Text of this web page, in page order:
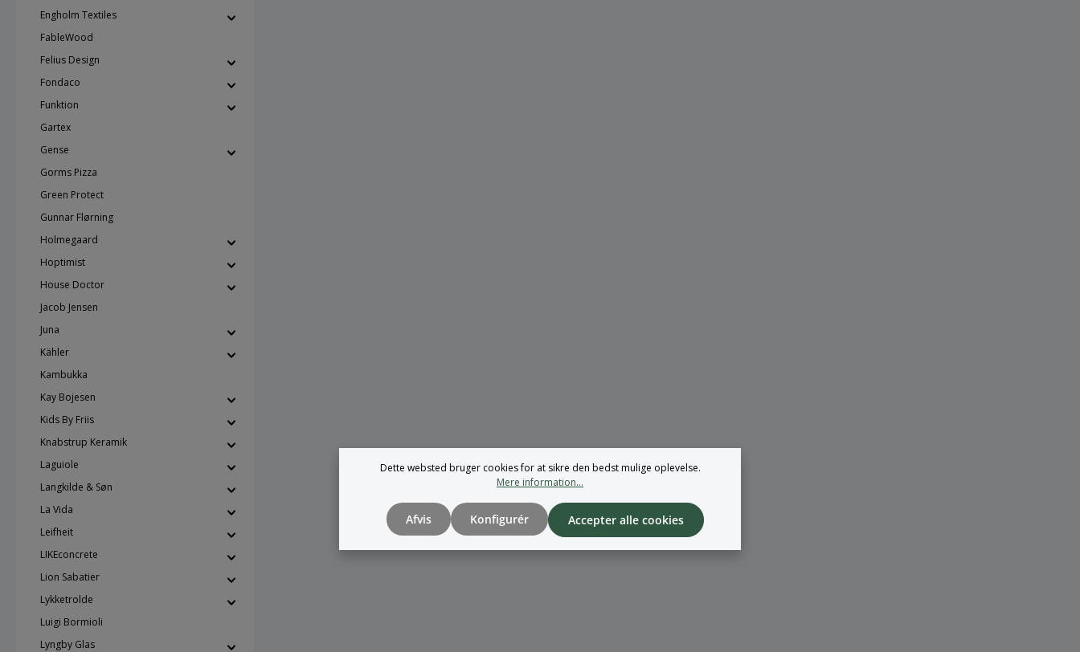
Engholm Textiles
FableWood
Felius Design
Fondaco
Funktion
Gartex
Gense
Gorms Pizza
Green Protect
Gunnar Flørning
Holmegaard
Hoptimist
House Doctor
Jacob Jensen
Juna
Kähler
Kambukka
Kay Bojesen
Kids By Friis
Knabstrup Keramik
Laguiole
Langkilde & Søn
La Vida
Leifheit
LIKEconcrete
Lion Sabatier
Lykketrolde
Luigi Bormioli
Lyngby Glas
Dette websted bruger cookies for at sikre den bedst mulige oplevelse.
Mere information...
Afvis Konfigurér Accepter alle cookies